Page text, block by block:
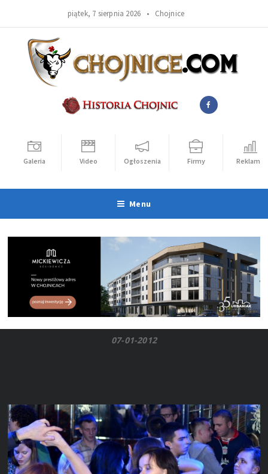
piątek, 7 sierpnia 2026 • Chojnice
Galeria Video Ogłoszenia Firmy Reklama
Menu
07-01-2012